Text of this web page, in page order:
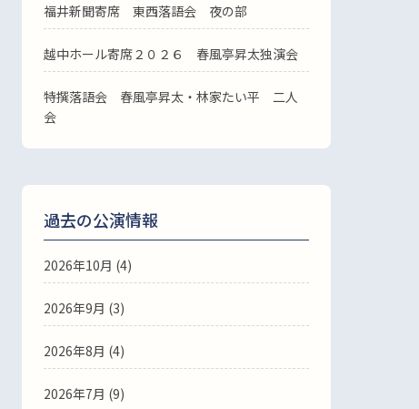
福井新聞寄席 東西落語会 夜の部
越中ホール寄席２０２６ 春風亭昇太独演会
特撰落語会 春風亭昇太・林家たい平 二人
会
過去の公演情報
2026年10月 (4)
2026年9月 (3)
2026年8月 (4)
2026年7月 (9)